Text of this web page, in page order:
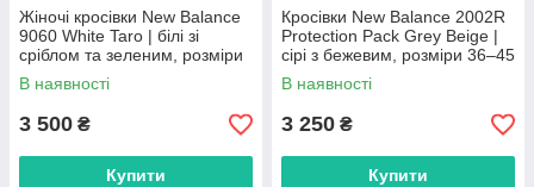
Жіночі кросівки New Balance
9060 White Taro | білі зі
сріблом та зеленим, розміри
36–41
В наявності
3 500 ₴
Купити
Кросівки New Balance 2002R
Protection Pack Grey Beige |
сірі з бежевим, розміри 36–45
В наявності
3 250 ₴
Купити